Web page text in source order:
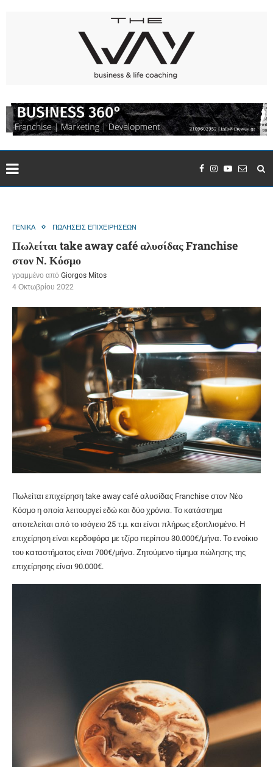
ΓΕΝΙΚΑ ΠΩΛΗΣΕΙΣ ΕΠΙΧΕΙΡΗΣΕΩΝ
Πωλείται take away café αλυσίδας Franchise
στον Ν. Κόσμο
γραμμένο από Giorgos Mitos
4 Οκτωβρίου 2022
Πωλείται επιχείρηση take away café αλυσίδας Franchise στον Νέο
Κόσμο η οποία λειτουργεί εδώ και δύο χρόνια. Το κατάστημα
αποτελείται από το ισόγειο 25 τ.μ. και είναι πλήρως εξοπλισμένο. Η
επιχείρηση είναι κερδοφόρα με τζίρο περίπου 30.000€/μήνα. Το ενοίκιο
του καταστήματος είναι 700€/μήνα. Ζητούμενο τίμημα πώλησης της
επιχείρησης είναι 90.000€.